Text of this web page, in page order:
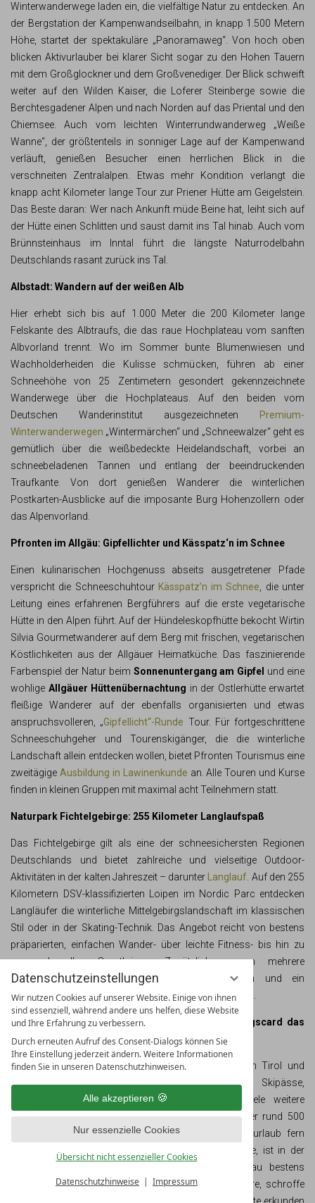
Datenschutzeinstellungen
Wir nutzen Cookies auf unserer Website. Einige von ihnen
sind essenziell, während andere uns helfen, diese Website
und Ihre Erfahrung zu verbessern.
Durch erneuten Aufruf des Consent-Dialogs können Sie
Ihre Einstellung jederzeit ändern. Weitere Informationen
finden Sie in unseren Datenschutzhinweisen.
Alle akzeptieren
Nur essenzielle Cookies
Übersicht nicht essenzieller Cookies
Datenschutzhinweise Impressum
Winterwanderwege laden ein, die vielfältige Natur zu entdecken. An
der Bergstation der Kampenwandseilbahn, in knapp 1.500 Metern
Höhe, startet der spektakuläre „Panoramaweg“. Von hoch oben
blicken Aktivurlauber bei klarer Sicht sogar zu den Hohen Tauern
mit dem Großglockner und dem Großvenediger. Der Blick schweift
weiter auf den Wilden Kaiser, die Loferer Steinberge sowie die
Berchtesgadener Alpen und nach Norden auf das Priental und den
Chiemsee. Auch vom leichten Winterrundwanderweg „Weiße
Wanne“, der größtenteils in sonniger Lage auf der Kampenwand
verläuft, genießen Besucher einen herrlichen Blick in die
verschneiten Zentralalpen. Etwas mehr Kondition verlangt die
knapp acht Kilometer lange Tour zur Priener Hütte am Geigelstein.
Das Beste daran: Wer nach Ankunft müde Beine hat, leiht sich auf
der Hütte einen Schlitten und saust damit ins Tal hinab. Auch vom
Brünnsteinhaus im Inntal führt die längste Naturrodelbahn
Deutschlands rasant zurück ins Tal.
Albstadt: Wandern auf der weißen Alb
Hier erhebt sich bis auf 1.000 Meter die 200 Kilometer lange
Felskante des Albtraufs, die das raue Hochplateau vom sanften
Albvorland trennt. Wo im Sommer bunte Blumenwiesen und
Wachholderheiden die Kulisse schmücken, führen ab einer
Schneehöhe von 25 Zentimetern gesondert gekennzeichnete
Wanderwege über die Hochplateaus. Auf den beiden vom
Deutschen Wanderinstitut ausgezeichneten
Premium-
Winterwanderwegen „Wintermärchen“ und „Schneewalzer“ geht es
gemütlich über die weißbedeckte Heidelandschaft, vorbei an
schneebeladenen Tannen und entlang der beeindruckenden
Traufkante. Von dort genießen Wanderer die winterlichen
Postkarten-Ausblicke auf die imposante Burg Hohenzollern oder
das Alpenvorland.
Pfronten im Allgäu: Gipfellichter und Kässpatz‘n im Schnee
Einen kulinarischen Hochgenuss abseits ausgetretener Pfade
verspricht die Schneeschuhtour Kässpatz’n im Schnee, die unter
Leitung eines erfahrenen Bergführers auf die erste vegetarische
Hütte in den Alpen führt. Auf der Hündeleskopfhütte bekocht Wirtin
Silvia Gourmetwanderer auf dem Berg mit frischen, vegetarischen
Köstlichkeiten aus der Allgäuer Heimatküche. Das faszinierende
Farbenspiel der Natur beim Sonnenuntergang am Gipfel und eine
wohlige Allgäuer Hüttenübernachtung in der Ostlerhütte erwartet
fleißige Wanderer auf der ebenfalls organisierten und etwas
anspruchsvolleren, „Gipfellicht“-Runde Tour. Für fortgeschrittene
Schneeschuhgeher und Tourenskigänger, die die winterliche
Landschaft allein entdecken wollen, bietet Pfronten Tourismus eine
zweitägige Ausbildung in Lawinenkunde an. Alle Touren und Kurse
finden in kleinen Gruppen mit maximal acht Teilnehmern statt.
Naturpark Fichtelgebirge: 255 Kilometer Langlaufspaß
Das Fichtelgebirge gilt als eine der schneesichersten Regionen
Deutschlands und bietet zahlreiche und vielseitige Outdoor-
Aktivitäten in der kalten Jahreszeit – darunter Langlauf. Auf den 255
Kilometern DSV-klassifizierten Loipen im Nordic Parc entdecken
Langläufer die winterliche Mittelgebirgslandschaft im klassischen
Stil oder in der Skating-Technik. Das Angebot reicht von bestens
präparierten, einfachen Wander- über leichte Fitness- bis hin zu
anspruchsvollen Sportloipen. Zusätzlich sorgen mehrere
Nachtloipen sowie eine beschneite Skirollerbahn und ein
Biathlonstadion für ein besonderes Wintersporterlebnis.
Zwischen Staffelsee und Ammertal: Mit der Königscard das
Blaue Land erleben
Mit derKÖNIGSCARDerhalten Urlauber im Allgäu, in Tirol und
Oberbayern attraktive Extras wie Bergbahnfahrten, Skipässe,
Bäderaufenthalte und Museumsbesuche sowie viele weitere
Freizeitaktivitäten gratis dazu, wenn sie bei einem der rund 500
KÖNIGSCARD-Gastgeber buchen. Wer seinen Winterurlaub fern
vom Alltagsstress und der Hektik verbringen möchte, ist in der
Tourismusregion Das Blaue Land rund um Murnau bestens
aufgehoben. Hier erwarten die Besucher alpine Moore, schroffe